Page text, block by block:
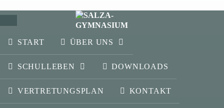
SCHLIESSEN
START
ÜBER UNS
SCHULLEBEN DOWNLOADS
VERTRETUNGSPLAN KONTAKT